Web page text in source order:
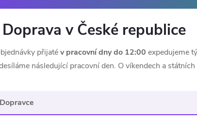
Doprava v České republice
přijatév pracovní dny do 12:00 expedujeme
následující pracovní den. O víkendech a
Dopravce